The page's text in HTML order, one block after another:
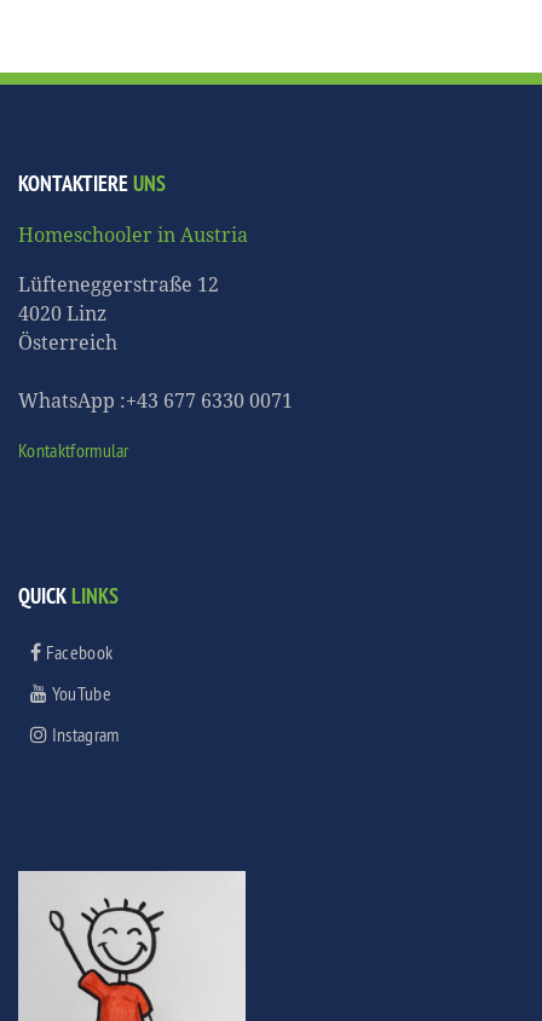
KONTAKTIEREUNS
Homeschooler in Austria
Lüfteneggerstraße 12
4020 Linz
Österreich
WhatsApp :+43 677 6330 0071
Kontaktformular
QUICKLINKS
Facebook
YouTube
Instagram